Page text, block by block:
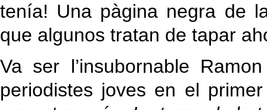
tenía! Una pàgina negra de
que algunos tratan de tapar
Va ser l’insubornable
periodistes joves en el